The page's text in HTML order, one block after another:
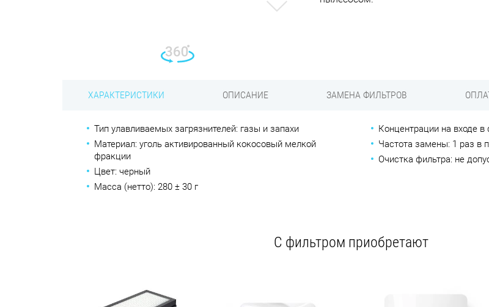
Previous
ХАРАКТЕРИСТИКИ ОПИСАНИЕ ЗАМЕНА ФИЛЬТРОВ
Тип улавливаемых загрязнителей: газы и запахи
Материал: уголь активированный кокосовый мелкой
фракции
Цвет: черный
Масса (нетто): 280 ± 30 г
Концентрации на входе
Частота замены: 1 раз в
Очистка фильтра: не
C фильтром приобретают